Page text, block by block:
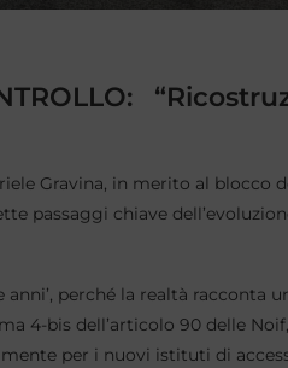
Gravina, in merito al blocco
passaggi chiave
perché la realtà racconta
4-bis dell’articolo 90 delle
per i nuovi istituti di